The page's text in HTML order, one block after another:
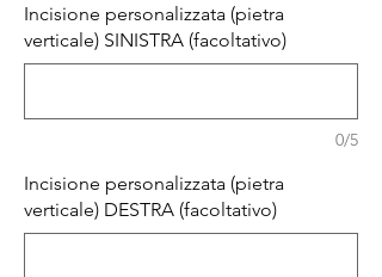
Incisione personalizzata (pietra
verticale) SINISTRA (facoltativo)
0/5
Incisione personalizzata (pietra
verticale) DESTRA (facoltativo)